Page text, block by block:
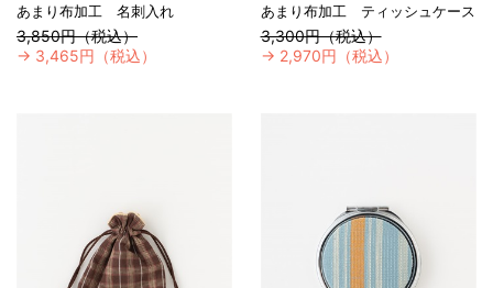
あまり布加工 名刺入れ
3,850円（税込）
→ 3,465円（税込）
あまり布加工 ティッシュケース
3,300円（税込）
→ 2,970円（税込）